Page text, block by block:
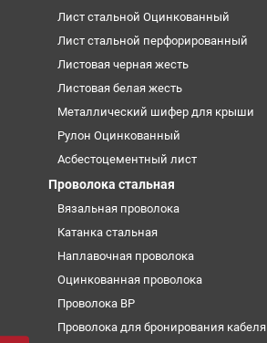
Лист стальной Оцинкованный
Лист стальной перфорированный
Листовая черная жесть
Листовая белая жесть
Металлический шифер для крыши
Рулон Оцинкованный
Асбестоцементный лист
Проволока стальная
Вязальная проволока
Катанка стальная
Наплавочная проволока
Оцинкованная проволока
Проволока ВР
Проволока для бронирования кабеля